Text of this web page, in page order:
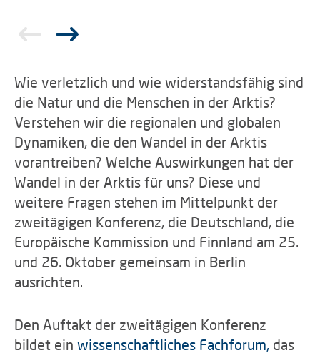
Wie verletzlich und wie widerstandsfähig sind
die Natur und die Menschen in der Arktis?
Verstehen wir die regionalen und globalen
Dynamiken, die den Wandel in der Arktis
vorantreiben? Welche Auswirkungen hat der
Wandel in der Arktis für uns? Diese und
weitere Fragen stehen im Mittelpunkt der
zweitägigen Konferenz, die Deutschland, die
Europäische Kommission und Finnland am 25.
und 26. Oktober gemeinsam in Berlin
ausrichten.
Den Auftakt der zweitägigen Konferenz
bildet ein wissenschaftliches Fachforum, das